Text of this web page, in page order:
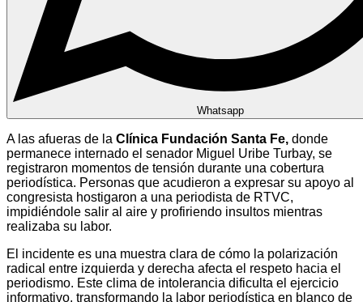
Whatsapp
A las afueras de la Clínica Fundación Santa Fe, donde
permanece internado el senador Miguel Uribe Turbay, se
registraron momentos de tensión durante una cobertura
periodística. Personas que acudieron a expresar su apoyo al
congresista hostigaron a una periodista de RTVC,
impidiéndole salir al aire y profiriendo insultos mientras
realizaba su labor.
El incidente es una muestra clara de cómo la polarización
radical entre izquierda y derecha afecta el respeto hacia el
periodismo. Este clima de intolerancia dificulta el ejercicio
informativo, transformando la labor periodística en blanco de